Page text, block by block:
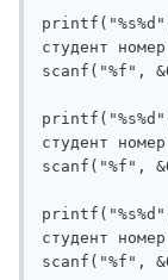
студент
scanf("%f",
студент
scanf("%f",
студент
scanf("%f",